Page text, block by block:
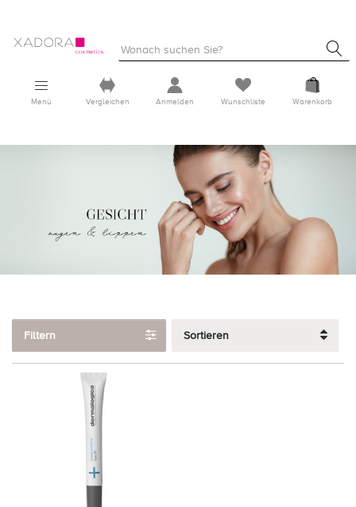
Menü Vergleichen Anmelden Wunschliste Warenkorb
Filtern Sortieren